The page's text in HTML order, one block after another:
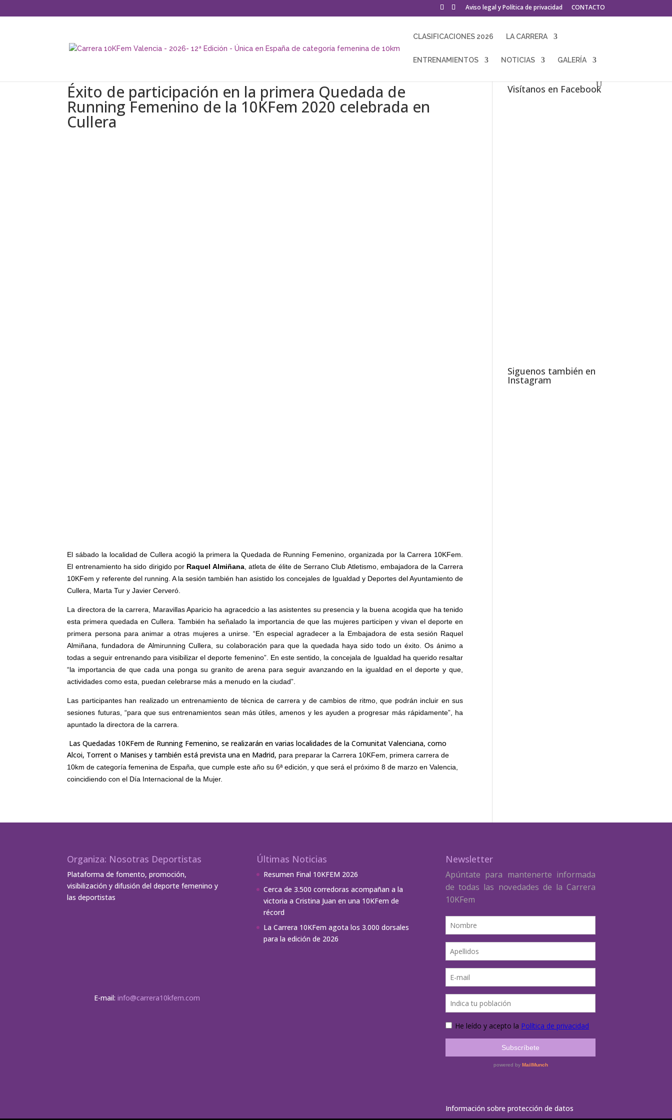
Aviso legal y Política de privacidad CONTACTO
CLASIFICACIONES 2026 LA CARRERA
ENTRENAMIENTOS NOTICIAS GALERÍA
Éxito de participación en la primera Quedada de
Running Femenino de la 10KFem 2020 celebrada en
Cullera
El sábado la localidad de Cullera acogió la primera la Quedada de Running Femenino, organizada por la Carrera 10KFem.
El entrenamiento ha sido dirigido por Raquel Almiñana, atleta de élite de Serrano Club Atletismo, embajadora de la Carrera
10KFem y referente del running. A la sesión también han asistido los concejales de Igualdad y Deportes del Ayuntamiento de
Cullera, Marta Tur y Javier Cerveró.
La directora de la carrera, Maravillas Aparicio ha agracedcio a las asistentes su presencia y la buena acogida que ha tenido
esta primera quedada en Cullera. También ha señalado la importancia de que las mujeres participen y vivan el deporte en
primera persona para animar a otras mujeres a unirse. “En especial agradecer a la Embajadora de esta sesión Raquel
Almiñana, fundadora de Almirunning Cullera, su colaboración para que la quedada haya sido todo un éxito. Os ánimo a
todas a seguir entrenando para visibilizar el deporte femenino”. En este sentido, la concejala de Igualdad ha querido resaltar
“la importancia de que cada una ponga su granito de arena para seguir avanzando en la igualdad en el deporte y que,
actividades como esta, puedan celebrarse más a menudo en la ciudad”.
Las participantes han realizado un entrenamiento de técnica de carrera y de cambios de ritmo, que podrán incluir en sus
sesiones futuras, “para que sus entrenamientos sean más útiles, amenos y les ayuden a progresar más rápidamente”, ha
apuntado la directora de la carrera.
Las Quedadas 10KFem de Running Femenino, se realizarán en varias localidades de la Comunitat Valenciana, como
Alcoi, Torrent o Manises y también está prevista una en Madrid, para preparar la Carrera 10KFem, primera carrera de
10km de categoría femenina de España, que cumple este año su 6ª edición, y que será el próximo 8 de marzo en Valencia,
coincidiendo con el Día Internacional de la Mujer.
Visítanos en Facebook
Siguenos también en
Instagram
Organiza: Nosotras Deportistas
Plataforma de fomento, promoción,
visibilización y difusión del deporte femenino y
las deportistas
E-mail: info@carrera10kfem.com
Últimas Noticias
Resumen Final 10KFEM 2026
Cerca de 3.500 corredoras acompañan a la
victoria a Cristina Juan en una 10KFem de
récord
La Carrera 10KFem agota los 3.000 dorsales
para la edición de 2026
Newsletter
Información sobre protección de datos